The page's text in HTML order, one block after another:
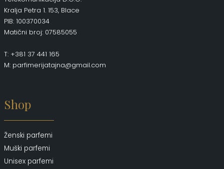
Kralja Petra 1. 153, Blace
PIB: 100370034
Matični broj: 07585055
T: +381 37 441 165
M: parfimerijatajna@gmail.com
Shop
Ženski parfemi
Muški parfemi
Unisex parfemi